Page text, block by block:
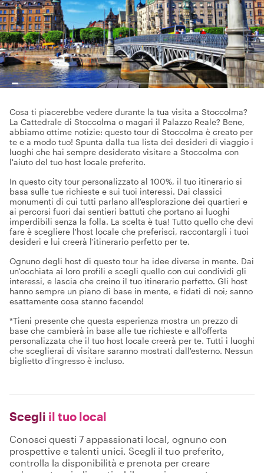
Cosa ti piacerebbe vedere durante la tua visita a Stoccolma?
La Cattedrale di Stoccolma o magari il Palazzo Reale? Bene,
abbiamo ottime notizie: questo tour di Stoccolma è creato per
te e a modo tuo! Spunta dalla tua lista dei desideri di viaggio i
luoghi che hai sempre desiderato visitare a Stoccolma con
l'aiuto del tuo host locale preferito.
In questo city tour personalizzato al 100%, il tuo itinerario si
basa sulle tue richieste e sui tuoi interessi. Dai classici
monumenti di cui tutti parlano all'esplorazione dei quartieri e
ai percorsi fuori dai sentieri battuti che portano ai luoghi
imperdibili senza la folla. La scelta è tua! Tutto quello che devi
fare è scegliere l'host locale che preferisci, raccontargli i tuoi
desideri e lui creerà l'itinerario perfetto per te.
Ognuno degli host di questo tour ha idee diverse in mente. Dai
un'occhiata ai loro profili e scegli quello con cui condividi gli
interessi, e lascia che creino il tuo itinerario perfetto. Gli host
hanno sempre un piano di base in mente, e fidati di noi; sanno
esattamente cosa stanno facendo!
*Tieni presente che questa esperienza mostra un prezzo di
base che cambierà in base alle tue richieste e all'offerta
personalizzata che il tuo host locale creerà per te. Tutti i luoghi
che sceglierai di visitare saranno mostrati dall'esterno. Nessun
biglietto d'ingresso è incluso.
Scegli il tuo local
Conosci questi 7 appassionati local, ognuno con
prospettive e talenti unici. Scegli il tuo preferito,
controlla la disponibilità e prenota per creare